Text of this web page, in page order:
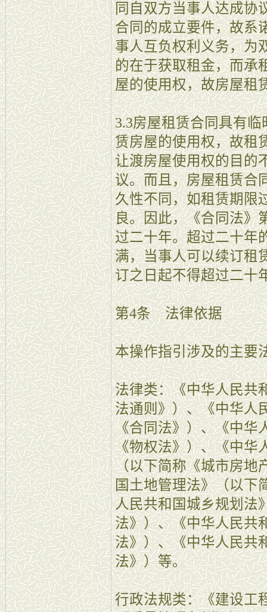
同自双方当事人达成协
合同的成立要件，故系
事人互负权利义务，为
的在于获取租金，而承
屋的使用权，故房屋租
3.3房屋租赁合同具有
赁房屋的使用权，故租
让渡房屋使用权的目的
议。而且，房屋租赁合
久性不同，如租赁期限
良。因此，《合同法》
过二十年。超过二十年
满，当事人可以续订租
订之日起不得超过二十
第4条 法律依据
本操作指引涉及的主要
法律类：《中华人民共
法通则》）、《中华人
《合同法》）、《中华
《物权法》）、《中华
（以下简称《城市房地
国土地管理法》（以下
人民共和国城乡规划法
法》）、《中华人民共
法》）、《中华人民共
法》）等。
行政法规类：《建设工